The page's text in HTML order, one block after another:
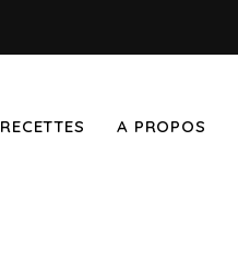
RECETTES A PROPOS